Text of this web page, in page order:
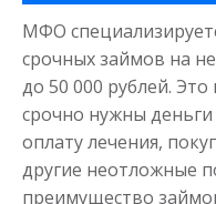
МФО
срочных займов на
до 50 000 рублей.
срочно нужны
оплату лечения,
другие неотложные
преимущество